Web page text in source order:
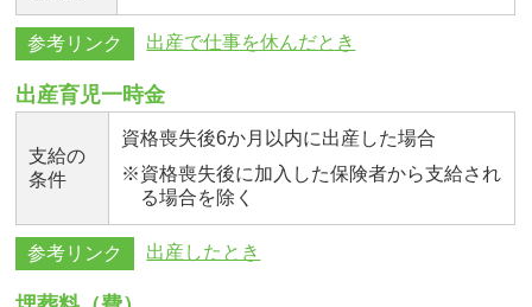
参考リンク 出産で仕事を休んだとき
出産育児一時金
支給の
条件
資格喪失後6か月以内に出産した場合
※資格喪失後に加入した保険者から支給され
る場合を除く
参考リンク 出産したとき